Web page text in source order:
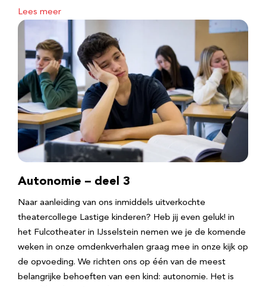
Lees meer
Autonomie – deel 3
Naar aanleiding van ons inmiddels uitverkochte
theatercollege Lastige kinderen? Heb jij even geluk! in
het Fulcotheater in IJsselstein nemen we je de komende
weken in onze omdenkverhalen graag mee in onze kijk op
de opvoeding. We richten ons op één van de meest
belangrijke behoeften van een kind: autonomie. Het is